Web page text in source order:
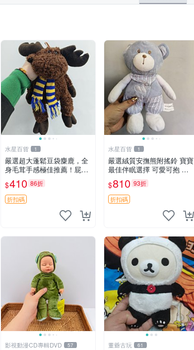
水星百貨 1
嚴選超大蓬鬆豆袋麋鹿，全
身毛茸手感極佳推薦！屁股
與四肢填充均勻，適合收藏
與孩童共賞。 麋鹿 豆袋 毛
茸玩具
$410 86折
折扣碼
水星百貨 1
嚴選絨質安撫熊附搖鈴 寶寶
最佳伴眠選擇 可愛可抱 絨
毛玩具 安撫熊 嬰兒用
$810 93折
折扣碼
影視動漫CD專輯DVD 57 董爺古玩 61